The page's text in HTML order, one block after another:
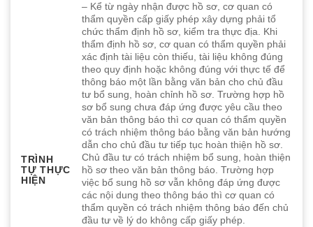
TRÌNH
TỰ THỰC
HIỆN
– Kể từ ngày nhận được hồ sơ, cơ quan có
thẩm quyền cấp giấy phép xây dựng phải tổ
chức thẩm định hồ sơ, kiểm tra thực địa. Khi
thẩm định hồ sơ, cơ quan có thẩm quyền phải
xác định tài liệu còn thiếu, tài liệu không đúng
theo quy định hoặc không đúng với thực tế để
thông báo một lần bằng văn bản cho chủ đầu
tư bổ sung, hoàn chỉnh hồ sơ. Trường hợp hồ
sơ bổ sung chưa đáp ứng được yêu cầu theo
văn bản thông báo thì cơ quan có thẩm quyền
có trách nhiệm thông báo bằng văn bản hướng
dẫn cho chủ đầu tư tiếp tục hoàn thiện hồ sơ.
Chủ đầu tư có trách nhiệm bổ sung, hoàn thiện
hồ sơ theo văn bản thông báo. Trường hợp
việc bổ sung hồ sơ vẫn không đáp ứng được
các nội dung theo thông báo thì cơ quan có
thẩm quyền có trách nhiệm thông báo đến chủ
đầu tư về lý do không cấp giấy phép.